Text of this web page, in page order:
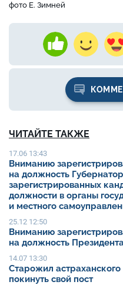
фото Е. Зимней
ЧИТАЙТЕ ТАКЖЕ
17.06 13:43
Вниманию
на должность
зарегистрированных
должности в органы
и местного
25.12 12:50
Вниманию
на должность
14.07 13:30
Старожил
покинуть свой пост